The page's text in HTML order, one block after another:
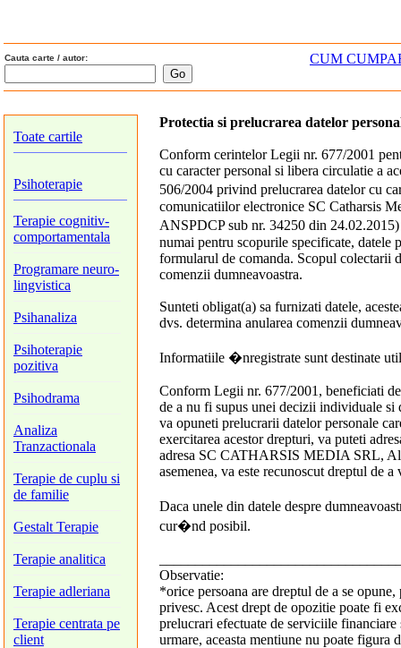
Cauta carte / autor: CUM
Toate cartile
Psihoterapie
Terapie cognitiv-
comportamentala
Programare neuro-
lingvistica
Psihanaliza
Psihoterapie
pozitiva
Psihodrama
Analiza
Tranzactionala
Terapie de cuplu si
de familie
Gestalt Terapie
Terapie analitica
Terapie adleriana
Terapie centrata pe
client
Protectia si prelucrarea datelor
Conform cerintelor Legii nr. 677/2001
cu caracter personal si libera circulatie a
506/2004 privind prelucrarea datelor cu
comunicatiilor electronice SC Catharsis
ANSPDCP sub nr. 34250 din
numai pentru scopurile specificate, datele
formularul de comanda. Scopul colectarii
comenzii dumneavoastra.
Sunteti obligat(a) sa furnizati datele,
dvs. determina anularea comenzii
Informatiile �nregistrate sunt destinate
Conform Legii nr. 677/2001, beneficiati
de a nu fi supus unei decizii individuale si
va opuneti prelucrarii datelor personale
exercitarea acestor drepturi, va puteti
adresa SC CATHARSIS MEDIA SRL,
asemenea, va este recunoscut dreptul de a
Daca unele din datele despre
cur�nd posibil.
Observatie:
*orice persoana are dreptul de a se
privesc. Acest drept de opozitie poate fi
prelucrari efectuate de serviciile
urmare, aceasta mentiune nu poate figura